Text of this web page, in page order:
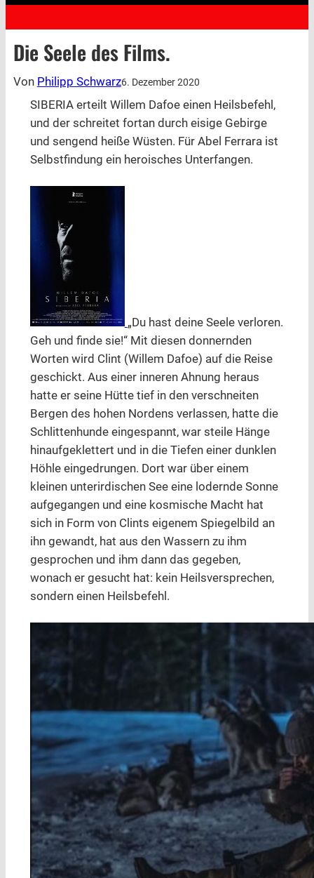
Die Seele des Films.
Von Philipp Schwarz6. Dezember 2020
SIBERIA erteilt Willem Dafoe einen Heilsbefehl,
und der schreitet fortan durch eisige Gebirge
und sengend heiße Wüsten. Für Abel Ferrara ist
Selbstfindung ein heroisches Unterfangen.
„Du hast deine Seele verloren.
Geh und finde sie!“ Mit diesen donnernden
Worten wird Clint (Willem Dafoe) auf die Reise
geschickt. Aus einer inneren Ahnung heraus
hatte er seine Hütte tief in den verschneiten
Bergen des hohen Nordens verlassen, hatte die
Schlittenhunde eingespannt, war steile Hänge
hinaufgeklettert und in die Tiefen einer dunklen
Höhle eingedrungen. Dort war über einem
kleinen unterirdischen See eine lodernde Sonne
aufgegangen und eine kosmische Macht hat
sich in Form von Clints eigenem Spiegelbild an
ihn gewandt, hat aus den Wassern zu ihm
gesprochen und ihm dann das gegeben,
wonach er gesucht hat: kein Heilsversprechen,
sondern einen Heilsbefehl.